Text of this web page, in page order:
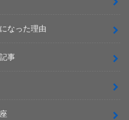
なった理由
事